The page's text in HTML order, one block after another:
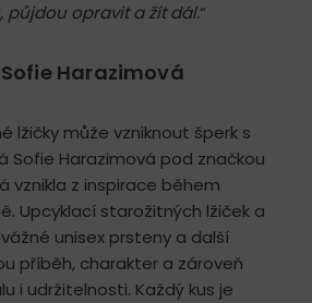
půjdou opravit a žít dál.“
Harazimová
lžičky může vzniknout šperk s
Sofie Harazimová pod značkou
vznikla z inspirace během
Upcyklací starožitných lžiček a
unisex prsteny a další
příběh, charakter a zároveň
i udržitelnosti. Každý kus je